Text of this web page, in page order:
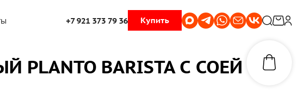
+7 921 373 79 36 Купить
BARISTA С СОЕЙ